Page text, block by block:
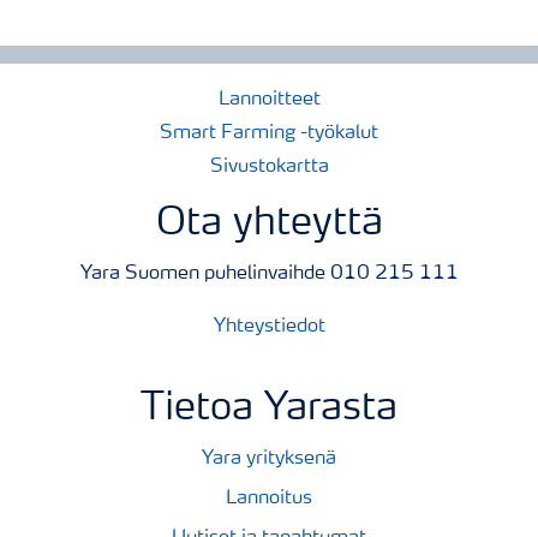
Lannoitteet
Smart Farming -työkalut
Sivustokartta
Ota yhteyttä
Yara Suomen puhelinvaihde 010 215 111
Yhteystiedot
Tietoa Yarasta
Yara yrityksenä
Lannoitus